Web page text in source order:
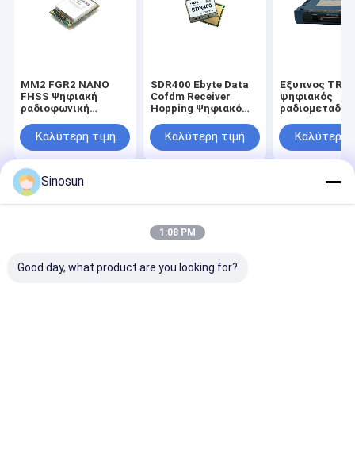
ΜΜ2 FGR2 ΝΑΝΟ
FHSS Ψηφιακή
ραδιοφωνική
Transceiver
Καλύτερη τιμή
SDR400 Ebyte Data
Cofdm Receiver
Hopping Ψηφιακό
Μοντέλο
Καλύτερη τιμή
Έξυπνος TRM
ψηφιακός
Transceiver
Καλύτερη
Σελίδα
εμείς
Site
Sitemap
Privacy Policy
Ltd.. All Rights Reserved.
Sinosun
1:08 PM
Good day, what product are you looking for?